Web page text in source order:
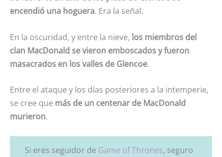
encendió una hoguera. Era la señal.
En la oscuridad, y entre la nieve, los miembros del
clan MacDonald se vieron emboscados y fueron
masacrados en los valles de Glencoe.
Entre el ataque y los días posteriores a la intemperie,
se cree que más de un centenar de MacDonald
murieron.
Si eres seguidor de Game of Thrones, seguro